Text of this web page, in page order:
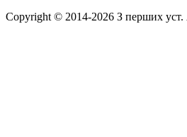
Copyright © 2014-2026 З перших уст.